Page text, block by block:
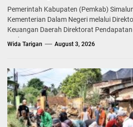
Pemerintah Kabupaten (Pemkab)
Kementerian Dalam Negeri melalui
Keuangan Daerah Direktorat
Badan...
Wida Tarigan August 3, 2026